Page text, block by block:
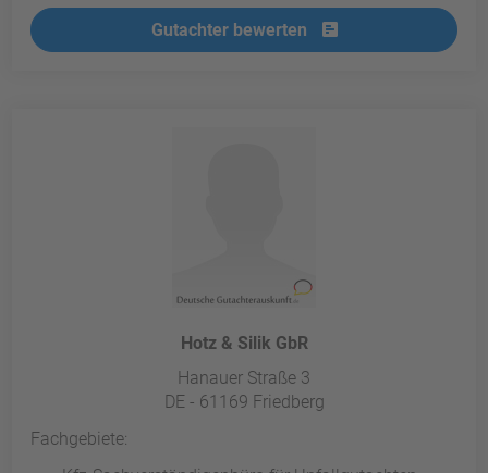
Gutachter bewerten
Hotz & Silik GbR
Hanauer Straße 3
DE - 61169 Friedberg
Fachgebiete: